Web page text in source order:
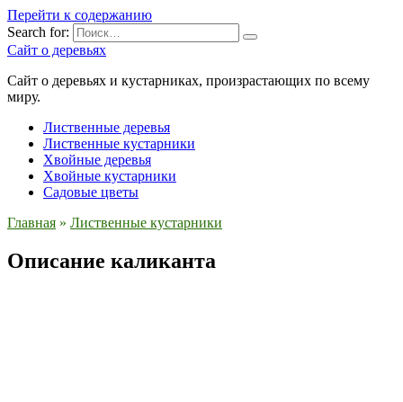
Перейти к содержанию
Search for:
Сайт о деревьях
Сайт о деревьях и кустарниках, произрастающих по всему
миру.
Лиственные деревья
Лиственные кустарники
Хвойные деревья
Хвойные кустарники
Садовые цветы
Главная » Лиственные кустарники
Описание каликанта